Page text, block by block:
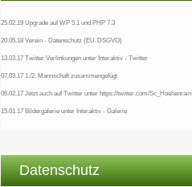
25.02.19 Upgrade auf WP 5.1 und PHP 7.3
20.05.18 Verein - Datenschutz (EU-DSGVO)
13.03.17 Twitter Verlinkungen unter Interaktiv - Twitter
07.03.17 1./2. Mannschaft zusammengefügt
06.02.17 Jetzt auch auf Twitter unter https://twitter.com/Sc_Hoehenrain
15.01.17 Bildergalerie unter Interaktiv - Galerie
Datenschutz